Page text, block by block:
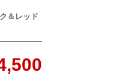
＆レッド